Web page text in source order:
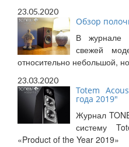
23.05.2020
Обзор
В журнале
свежей
относительно небольшой,
23.03.2020
Totem
года 2019"
Журнал
систему
«Product of the Year 2019»